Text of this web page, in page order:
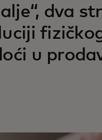
dva
u